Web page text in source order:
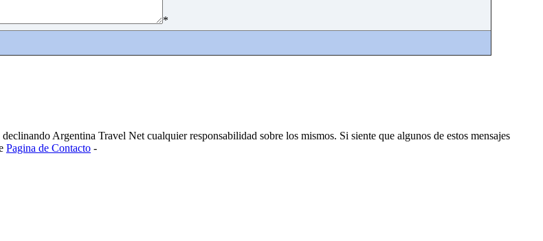
*
Argentina Travel Net cualquier responsabilidad sobre los mismos. Si siente que algunos de estos mensajes
Pagina de Contacto -